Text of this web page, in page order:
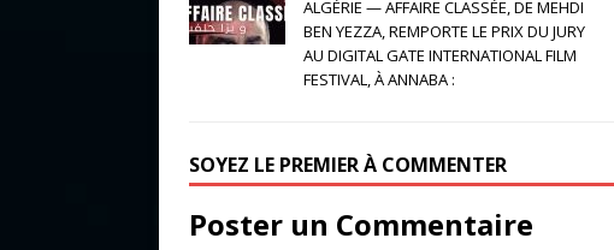
e
o
k
teg
e
ALGÉRIE — AFFAIRE CLASSÉE, DE MEHDI
BEN YEZZA, REMPORTE LE PRIX DU JURY
AU DIGITAL GATE INTERNATIONAL FILM
FESTIVAL, À ANNABA :
SOYEZ LE PREMIER À COMMENTER
Poster un Commentaire